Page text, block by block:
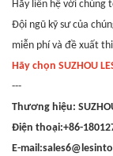
Hãy liên hệ với chúng
Đội ngũ kỹ sư của
miễn phí và đề xuất
Hãy chọn SUZHOU
---
Thương hiệu:
Điện thoại:+86-
E-